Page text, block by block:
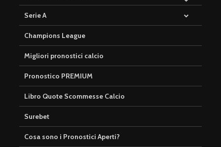
Serie A
Champions League
Migliori pronostici calcio
Pronostico PREMIUM
Libro Quote Scommesse Calcio
Surebet
Cosa sono i Pronostici Aperti?